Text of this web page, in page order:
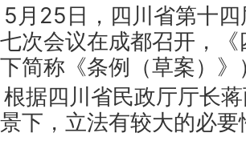
5月25日，四川省第十
次会议在成都召开，
下简称《条例（草案）
根据四川省民政厅厅长
下，立法有较大的必要